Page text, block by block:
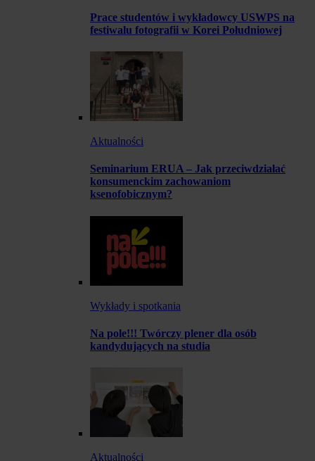
Prace studentów i wykładowcy USWPS na
festiwalu fotografii w Korei Południowej
Aktualności
Seminarium ERUA – Jak przeciwdziałać
konsumenckim zachowaniom
ksenofobicznym?
Wykłady i spotkania
Na pole!!! Twórczy plener dla osób
kandydujących na studia
Aktualności